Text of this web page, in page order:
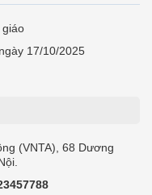
giáo
17/10/2025
(VNTA), 68 Dương